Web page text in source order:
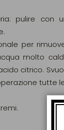
pulire
per
molto
citrico.
tutte